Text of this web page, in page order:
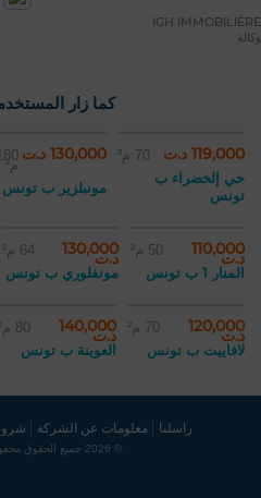
IGH IMMOBILIÈRE
وكالة
كما زار
119,000 د.ت 70 م²
حي إلخضراء ب
تونس
130,000 د.ت
م²
مونبلزير ب تونس
110,000
د.ت 50 م²
المنار 1 ب تونس
130,000
د.ت 64 م²
مونفلوري ب تونس
120,000
د.ت 70 م²
لافاييت ب تونس
140,000
د.ت 80 م²
العوينة ب تونس
راسلنا معلومات عن الشركة
© 2026 جميع الحقوق محفوظة . مبوب إس إل.